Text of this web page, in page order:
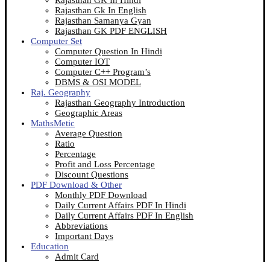
Rajasthan Gk In English
Rajasthan Samanya Gyan
Rajasthan GK PDF ENGLISH
Computer Set
Computer Question In Hindi
Computer IOT
Computer C++ Program’s
DBMS & OSI MODEL
Raj. Geography
Rajasthan Geography Introduction
Geographic Areas
MathsMetic
Average Question
Ratio
Percentage
Profit and Loss Percentage
Discount Questions
PDF Download & Other
Monthly PDF Download
Daily Current Affairs PDF In Hindi
Daily Current Affairs PDF In English
Abbreviations
Important Days
Education
Admit Card